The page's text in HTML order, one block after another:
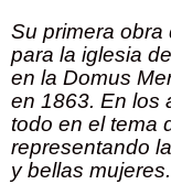
Su primera obra
para la iglesia
en la Domus
en 1863. En los
todo en el tema
representando
y bellas mujeres.